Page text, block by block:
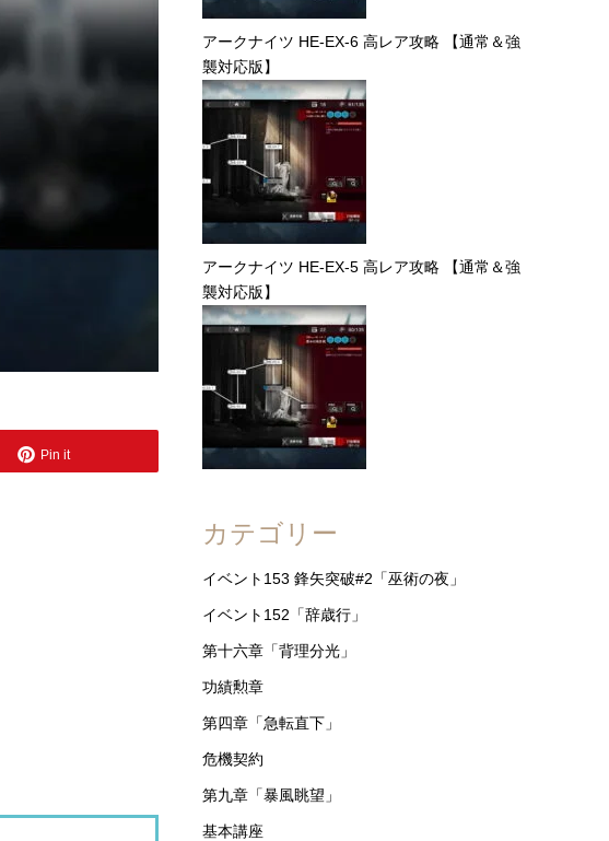
Pin it
アークナイツ HE-EX-6 高レア攻略 【通常＆強
襲対応版】
アークナイツ HE-EX-5 高レア攻略 【通常＆強
襲対応版】
カテゴリー
イベント153 鋒矢突破#2「巫術の夜」
イベント152「辞歳行」
第十六章「背理分光」
功績勲章
第四章「急転直下」
危機契約
第九章「暴風眺望」
基本講座